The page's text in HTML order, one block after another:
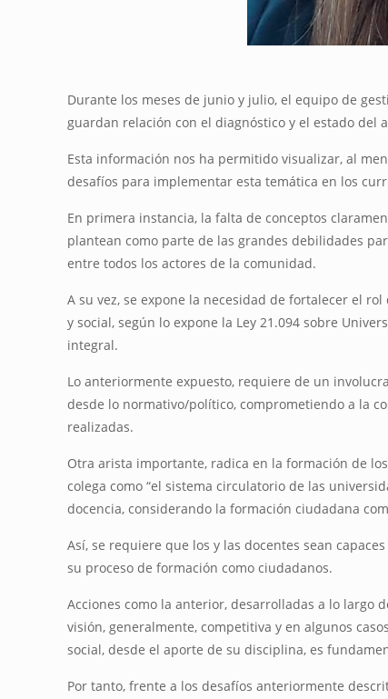
Durante los meses de junio y julio, el equipo de
guardan relación con el diagnóstico y el estado del
Esta información nos ha permitido visualizar, al
desafíos para implementar esta temática en los
En primera instancia, la falta de conceptos
plantean como parte de las grandes debilidades
entre todos los actores de la comunidad.
A su vez, se expone la necesidad de fortalecer el
y social, según lo expone la Ley 21.094 sobre
integral.
Lo anteriormente expuesto, requiere de un
desde lo normativo/político, comprometiendo a la
realizadas.
Otra arista importante, radica en la formación de
colega como “el sistema circulatorio de las
docencia, considerando la formación ciudadana
Así, se requiere que los y las docentes sean
su proceso de formación como ciudadanos.
Acciones como la anterior, desarrolladas a lo largo
visión, generalmente, competitiva y en algunos
social, desde el aporte de su disciplina, es
Por tanto, frente a los desafíos anteriormente